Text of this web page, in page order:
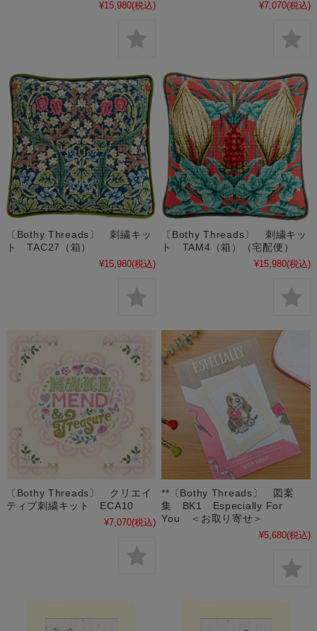
¥15,980(税込) ¥7,070(税込)
〔Bothy Threads〕 刺繍キッ
ト TAC27（箱）
¥15,980(税込)
〔Bothy Threads〕 刺繍キッ
ト TAM4（箱）（宅配便）
¥15,980(税込)
〔Bothy Threads〕 クリエイ
ティブ刺繍キット ECA10
¥7,070(税込)
**〔Bothy Threads〕 図案
集 BK1 Especially For
You ＜お取り寄せ＞
¥5,680(税込)